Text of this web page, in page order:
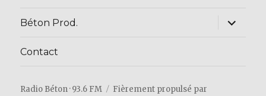
Béton Prod.
ouvrir
Contact
Radio Béton · 93.6 FM Fièrement propulsé par